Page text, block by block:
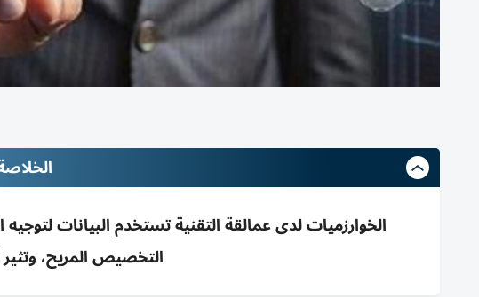
الخوارزميات لدى عمالقة التقنية تستخدم البيانات
التخصيص المريح،